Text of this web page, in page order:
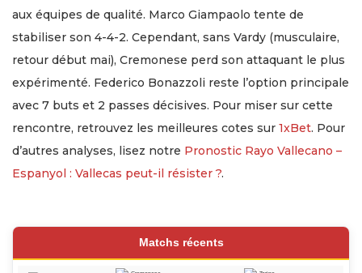
aux équipes de qualité. Marco Giampaolo tente de
stabiliser son 4-4-2. Cependant, sans Vardy (musculaire,
retour début mai), Cremonese perd son attaquant le plus
expérimenté. Federico Bonazzoli reste l’option principale
avec 7 buts et 2 passes décisives. Pour miser sur cette
rencontre, retrouvez les meilleures cotes sur 1xBet. Pour
d’autres analyses, lisez notre Pronostic Rayo Vallecano –
Espanyol : Vallecas peut-il résister ?.
Matchs récents